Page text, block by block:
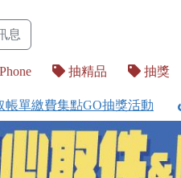
息
抽精品 抽獎
帳單繳費集點GO抽獎活動